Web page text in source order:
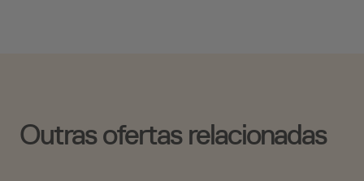
Outras ofertas relacionadas